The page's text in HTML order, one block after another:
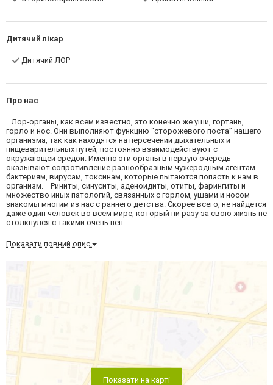
Дитячий лікар
Дитячий ЛОР
Про нас
Лор-органы, как всем известно, это конечно же уши, гортань,
горло и нос. Они выполняют функцию “сторожевого поста” нашего
организма, так как находятся на персечении дыхательных и
пищеварительных путей, постоянно взаимодействуют с
окружающей средой. Именно эти органы в первую очередь
оказывают сопротивление разнообразным чужеродным агентам -
бактериям, вирусам, токсинам, которые пытаются попасть к нам в
организм. Риниты, синуситы, аденоидиты, отиты, фарингиты и
множество иных патологий, связанных с горлом, ушами и носом
знакомы многим из нас с раннего детства. Скорее всего, не найдется
даже один человек во всем мире, который ни разу за свою жизнь не
столкнулся с такими очень неп...
Показати повний опис
Показати на карті